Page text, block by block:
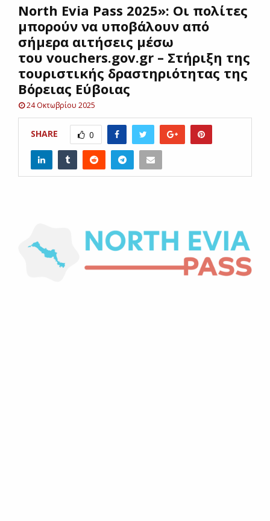
UNorth Evia Pass 2025»: Οι πολίτες
μπορούν να υποβάλουν από
σήμερα αιτήσεις μέσω
του vouchers.gov.gr – Στήριξη της
τουριστικής δραστηριότητας της
Βόρειας Εύβοιας
24 Οκτωβρίου 2025
SHARE 0